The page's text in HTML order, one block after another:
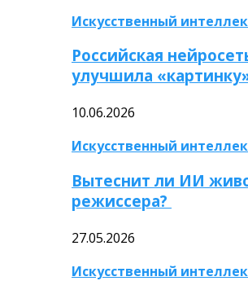
Искусственный
Российская
улучшила
10.06.2026
Искусственный
Вытеснит ли ИИ
режиссера?
27.05.2026
Искусственный